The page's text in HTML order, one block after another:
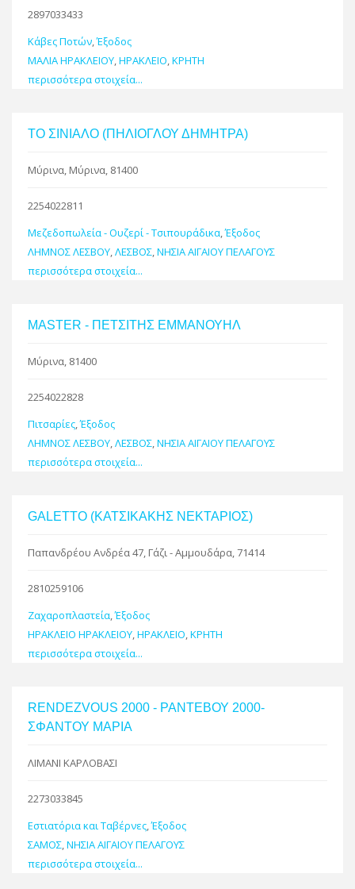
2897033433
Κάβες Ποτών,Έξοδος
ΜΑΛΙΑ ΗΡΑΚΛΕΙΟΥ,ΗΡΑΚΛΕΙΟ,ΚΡΗΤΗ
περισσότερα στοιχεία...
ΤΟ ΣΙΝΙΑΛΟ (ΠΗΛΙΟΓΛΟΥ ΔΗΜΗΤΡΑ)
Μύρινα, Μύρινα, 81400
2254022811
Μεζεδοπωλεία - Ουζερί - Τσιπουράδικα,Έξοδος
ΛΗΜΝΟΣ ΛΕΣΒΟΥ,ΛΕΣΒΟΣ,ΝΗΣΙΑ ΑΙΓΑΙΟΥ ΠΕΛΑΓΟΥΣ
περισσότερα στοιχεία...
MASTER - ΠΕΤΣΙΤΗΣ ΕΜΜΑΝΟΥΗΛ
Μύρινα, 81400
2254022828
Πιτσαρίες,Έξοδος
ΛΗΜΝΟΣ ΛΕΣΒΟΥ,ΛΕΣΒΟΣ,ΝΗΣΙΑ ΑΙΓΑΙΟΥ ΠΕΛΑΓΟΥΣ
περισσότερα στοιχεία...
GALETTO (ΚΑΤΣΙΚΑΚΗΣ ΝΕΚΤΑΡΙΟΣ)
Παπανδρέου Ανδρέα 47, Γάζι - Αμμουδάρα, 71414
2810259106
Ζαχαροπλαστεία,Έξοδος
ΗΡΑΚΛΕΙΟ ΗΡΑΚΛΕΙΟΥ,ΗΡΑΚΛΕΙΟ,ΚΡΗΤΗ
περισσότερα στοιχεία...
RENDEZVOUS 2000 - ΡΑΝΤΕΒΟΥ 2000-
ΣΦΑΝΤΟΥ ΜΑΡΙΑ
ΛΙΜΑΝΙ ΚΑΡΛΟΒΑΣΙ
2273033845
Εστιατόρια και Ταβέρνες,Έξοδος
ΣΑΜΟΣ,ΝΗΣΙΑ ΑΙΓΑΙΟΥ ΠΕΛΑΓΟΥΣ
περισσότερα στοιχεία...